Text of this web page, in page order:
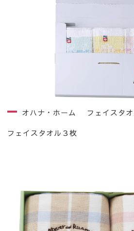
オハナ・ホーム フェイスタオ
フェイスタオル３枚